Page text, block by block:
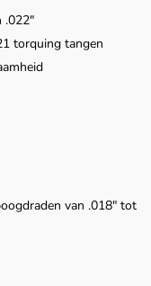
.022"
torquing tangen
van .018" tot